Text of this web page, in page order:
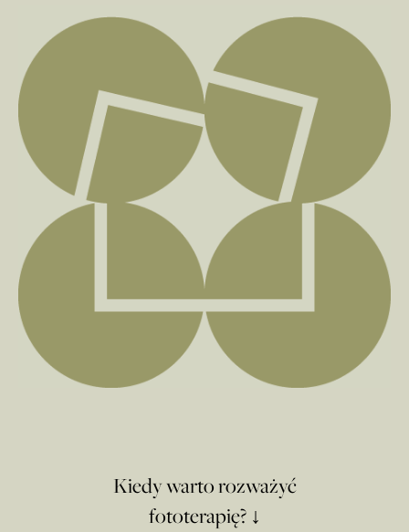
Kiedy warto rozważyć
fototerapię? ↓